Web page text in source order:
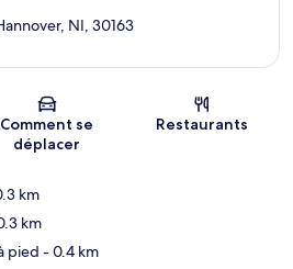
Carte
NI, 30163
Comment se
déplacer
Restaurants
km
km
pied - 0.4 km